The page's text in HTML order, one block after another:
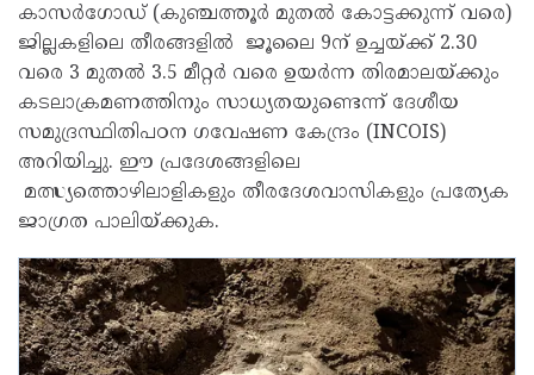
കാസർഗോഡ് (കുഞ്ചത്തൂർ മുതൽ കോട്ടക്കുന്ന് വരെ)
ജില്ലകളിലെ തീരങ്ങളിൽ ജൂലൈ 9ന് ഉച്ചയ്ക്ക് 2.30
വരെ 3 മുതൽ 3.5 മീറ്റർ വരെ ഉയർന്ന തിരമാലയ്ക്കും
കടലാക്രമണത്തിനും സാധ്യതയുണ്ടെന്ന് ദേശീയ
സമുദ്രസ്ഥിതിപഠന ഗവേഷണ കേന്ദ്രം (INCOIS)
അറിയിച്ചു. ഈ പ്രദേശങ്ങളിലെ
മത്സ്യത്തൊഴിലാളികളും തീരദേശവാസികളും പ്രത്യേക
ജാഗ്രത പാലിയ്ക്കുക.